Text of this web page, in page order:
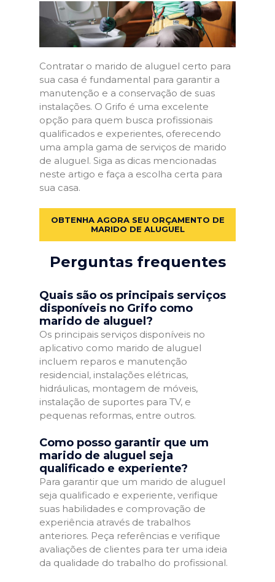
Contratar o marido de aluguel certo para
sua casa é fundamental para garantir a
manutenção e a conservação de suas
instalações. O Grifo é uma excelente
opção para quem busca profissionais
qualificados e experientes, oferecendo
uma ampla gama de serviços de marido
de aluguel. Siga as dicas mencionadas
neste artigo e faça a escolha certa para
sua casa.
OBTENHA AGORA SEU ORÇAMENTO DE
MARIDO DE ALUGUEL
Perguntas frequentes
Quais são os principais serviços
disponíveis no Grifo como
marido de aluguel?
Os principais serviços disponíveis no
aplicativo como marido de aluguel
incluem reparos e manutenção
residencial, instalações elétricas,
hidráulicas, montagem de móveis,
instalação de suportes para TV, e
pequenas reformas, entre outros.
Como posso garantir que um
marido de aluguel seja
qualificado e experiente?
Para garantir que um marido de aluguel
seja qualificado e experiente, verifique
suas habilidades e comprovação de
experiência através de trabalhos
anteriores. Peça referências e verifique
avaliações de clientes para ter uma ideia
da qualidade do trabalho do profissional.